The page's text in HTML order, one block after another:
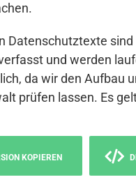
Datenschutztexte
und werden
da wir den Aufbau
prüfen lassen. Es
KOPIEREN